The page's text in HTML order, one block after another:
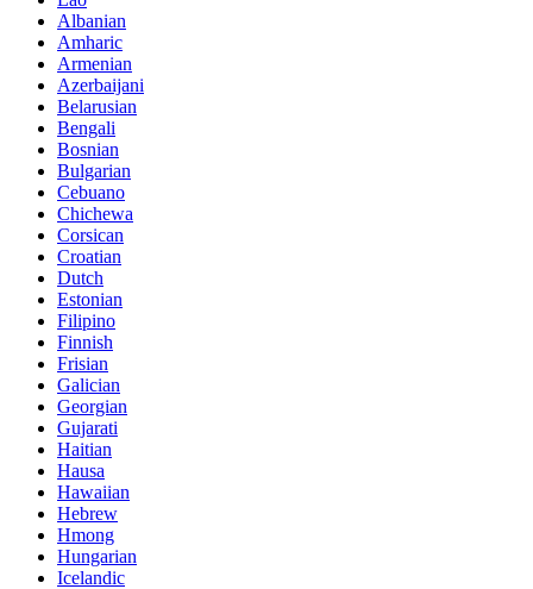
Albanian
Amharic
Armenian
Azerbaijani
Belarusian
Bengali
Bosnian
Bulgarian
Cebuano
Chichewa
Corsican
Croatian
Dutch
Estonian
Filipino
Finnish
Frisian
Galician
Georgian
Gujarati
Haitian
Hausa
Hawaiian
Hebrew
Hmong
Hungarian
Icelandic